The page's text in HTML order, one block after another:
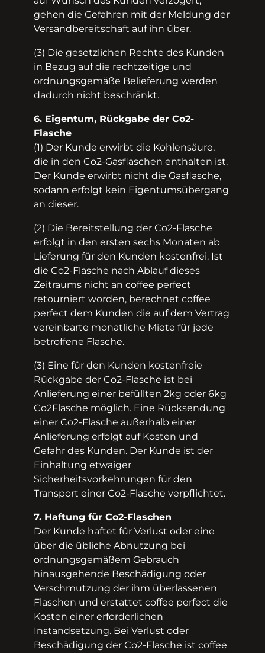
gehen die Gefahren mit der Meldung der
Versandbereitschaft auf ihn über.
(3) Die gesetzlichen Rechte des Kunden
in Bezug auf die rechtzeitige und
ordnungsgemäße Belieferung werden
dadurch nicht beschränkt.
6. Eigentum, Rückgabe der Co2­-
Flasche
(1) Der Kunde erwirbt die Kohlensäure,
die in den Co2­-Gasflaschen enthalten ist.
Der Kunde erwirbt nicht die Gasflasche,
sodann erfolgt kein Eigentumsübergang
an dieser.
(2) Die Bereitstellung der Co2­-Flasche
erfolgt in den ersten sechs Monaten ab
Lieferung für den Kunden kostenfrei. Ist
die Co2­-Flasche nach Ablauf dieses
Zeitraums nicht an coffee perfect
retourniert worden, berechnet coffee
perfect dem Kunden die auf dem Vertrag
vereinbarte monatliche Miete für jede
betroffene Flasche.
(3) Eine für den Kunden kostenfreie
Rückgabe der Co2­-Flasche ist bei
Anlieferung einer befüllten 2kg oder 6kg
Co2­Flasche möglich. Eine Rücksendung
einer Co2­-Flasche außerhalb einer
Anlieferung erfolgt auf Kosten und
Gefahr des Kunden. Der Kunde ist der
Einhaltung etwaiger
Sicherheitsvorkehrungen für den
Transport einer Co2-­Flasche verpflichtet.
7. Haftung für Co2­-Flaschen
Der Kunde haftet für Verlust oder eine
über die übliche Abnutzung bei
ordnungsgemäßem Gebrauch
hinausgehende Beschädigung oder
Verschmutzung der ihm überlassenen
Flaschen und erstattet coffee perfect die
Kosten einer erforderlichen
Instandsetzung. Bei Verlust oder
Beschädigung der Co2-Flasche ist coffee